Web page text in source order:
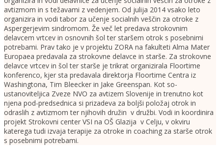
avtizmom in s težavami z vedenjem. Od julija 2014 vsako leto
organizira in vodi tabor za učenje socialnih veščin za otroke z
Aspergerjevim sindromom. Že več let predava strokovnim
delavcem vrtcev in osnovnih šol ter staršem otrok s posebnimi
potrebami. Prav tako je v projektu ZORA na fakulteti Alma Mater
Europaea predavala za strokovne delavce in starše. Za strokovne
delavce vrtcev in šol ter starše je trikrat organizirala Floortime
konferenco, kjer sta predavala direktorja Floortime Centra iz
Washingtona, Tim Bleecker in Jake Greenspan. Kot so-
ustanoviteljica Zveze NVO za avtizem Slovenije in trenutno kot
njena pod-predsednica si prizadeva za boljši položaj otrok in
odraslih z avtizmom ter njihovih družin v družbi. Vodi in koordinira
projekt Strokovni center VSI na OŠ Glazija v Celju, v okviru
katerega tudi izvaja terapije za otroke in coaching za starše otrok
s posebnimi potrebami.